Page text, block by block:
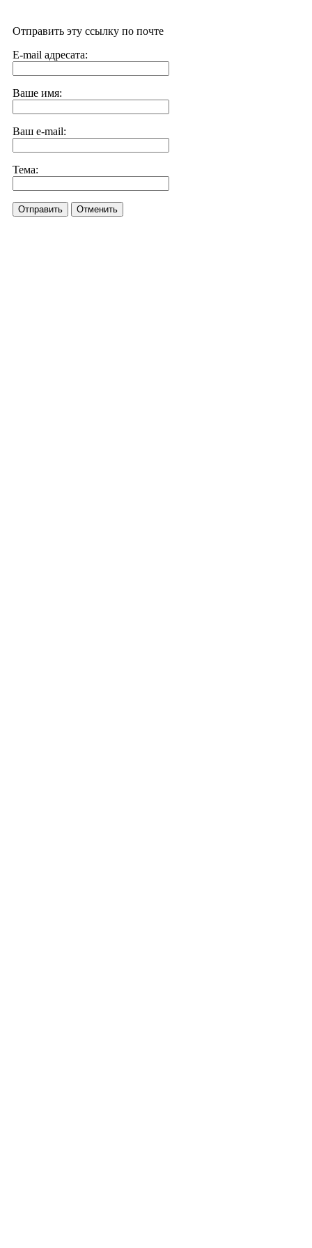
Отправить эту ссылку по почте
E-mail адресата:
Ваше имя:
Ваш e-mail:
Тема:
Отправить Отменить